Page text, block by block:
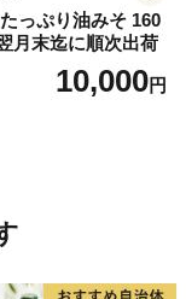
っぷり油みそ 160
月末迄に順次出荷
10,000円